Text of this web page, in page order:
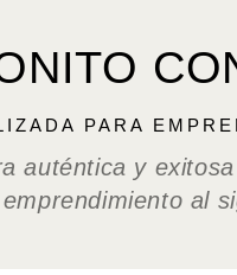
PARA
auténtica y
al